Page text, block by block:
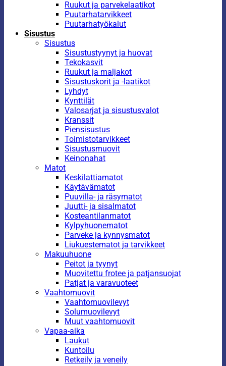
Ruukut ja parvekelaatikot
Puutarhatarvikkeet
Puutarhatyökalut
Sisustus
Sisustus
Sisustustyynyt ja huovat
Tekokasvit
Ruukut ja maljakot
Sisustuskorit ja -laatikot
Lyhdyt
Kynttilät
Valosarjat ja sisustusvalot
Kranssit
Piensisustus
Toimistotarvikkeet
Sisustusmuovit
Keinonahat
Matot
Keskilattiamatot
Käytävämatot
Puuvilla- ja räsymatot
Juutti- ja sisalmatot
Kosteantilanmatot
Kylpyhuonematot
Parveke ja kynnysmatot
Liukuestematot ja tarvikkeet
Makuuhuone
Peitot ja tyynyt
Muovitettu frotee ja patjansuojat
Patjat ja varavuoteet
Vaahtomuovit
Vaahtomuovilevyt
Solumuovilevyt
Muut vaahtomuovit
Vapaa-aika
Laukut
Kuntoilu
Retkeily ja veneily